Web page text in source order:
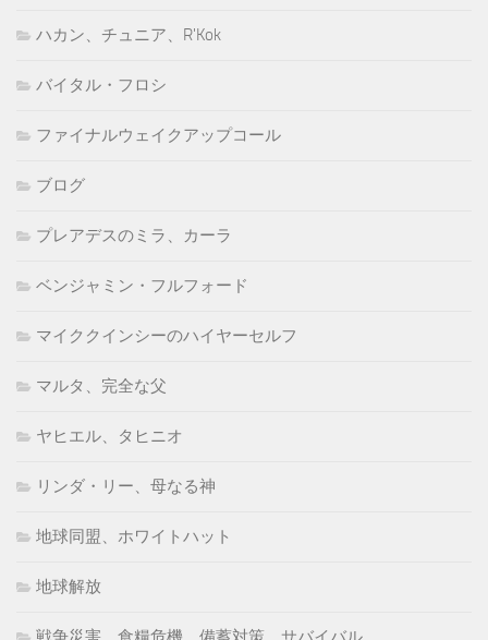
ハカン、チュニア、R'Kok
バイタル・フロシ
ファイナルウェイクアップコール
ブログ
プレアデスのミラ、カーラ
ベンジャミン・フルフォード
マイククインシーのハイヤーセルフ
マルタ、完全な父
ヤヒエル、タヒニオ
リンダ・リー、母なる神
地球同盟、ホワイトハット
地球解放